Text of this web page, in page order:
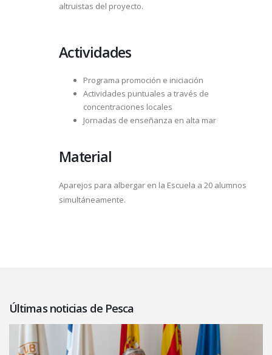
altruistas del proyecto.
Actividades
Programa promoción e iniciación
Actividades puntuales a través de
concentraciones locales
Jornadas de enseñanza en alta mar
Material
Aparejos para albergar en la Escuela a 20 alumnos
simultáneamente.
Últimas noticias de Pesca